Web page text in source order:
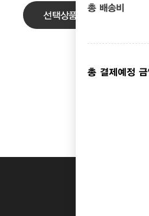
총 배송비
총 결제예정 금
선택상품 삭제